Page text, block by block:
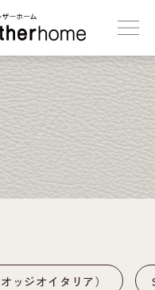
ホーム
ッジオイタリア）